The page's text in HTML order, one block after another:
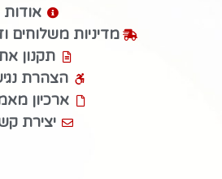
אודות
מדיניות משלוחים
תקנון
הצהרת
ארכיון
יצירת